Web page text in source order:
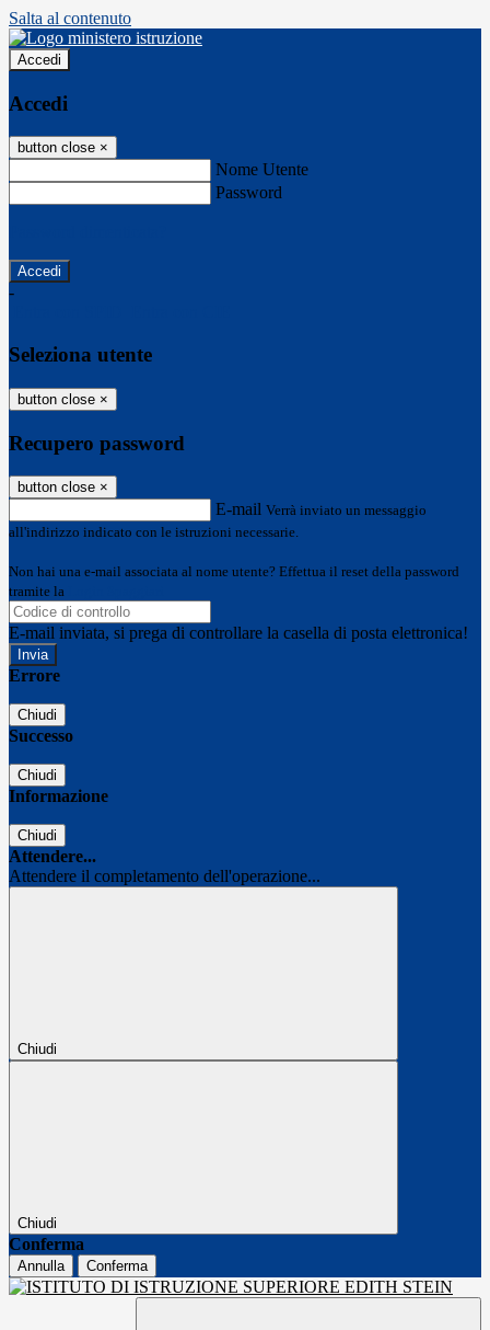
Salta al contenuto
Accedi
Accedi
button close ×
Nome Utente
Password
-
Seleziona utente
button close ×
Recupero password
button close ×
E-mail Verrà inviato un messaggio
all'indirizzo indicato con le istruzioni necessarie.
Non hai una e-mail associata al nome utente? Effettua il reset della password
tramite la
E-mail inviata, si prega di controllare la casella di posta elettronica!
Errore
Chiudi
Successo
Chiudi
Informazione
Chiudi
Attendere...
Attendere il completamento dell'operazione...
Chiudi
Chiudi
Conferma
Annulla Conferma